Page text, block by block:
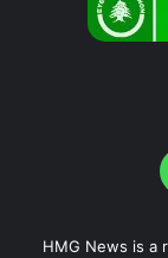
HMG News is a